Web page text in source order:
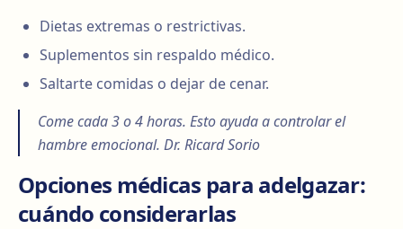
Dietas extremas o restrictivas.
Suplementos sin respaldo médico.
Saltarte comidas o dejar de cenar.
Come cada 3 o 4 horas. Esto ayuda a controlar el
hambre emocional. Dr. Ricard Sorio
Opciones médicas para adelgazar:
cuándo considerarlas